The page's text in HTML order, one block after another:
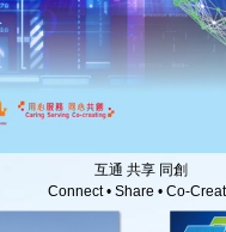
互通 共享 同創
Connect • Share • Co-